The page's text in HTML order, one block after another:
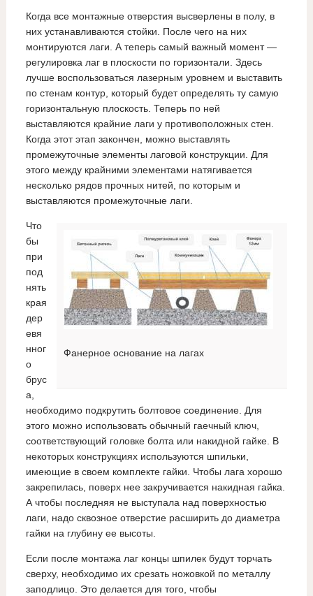
Когда все монтажные отверстия высверлены в полу, в
них устанавливаются стойки. После чего на них
монтируются лаги. А теперь самый важный момент —
регулировка лаг в плоскости по горизонтали. Здесь
лучше воспользоваться лазерным уровнем и выставить
по стенам контур, который будет определять ту самую
горизонтальную плоскость. Теперь по ней
выставляются крайние лаги у противоположных стен.
Когда этот этап закончен, можно выставлять
промежуточные элементы лаговой конструкции. Для
этого между крайними элементами натягивается
несколько рядов прочных нитей, по которым и
выставляются промежуточные лаги.
Фанерное основание на лагах
Что
бы
при
под
нять
края
дер
евя
нног
о
брус
а,
необходимо подкрутить болтовое соединение. Для
этого можно использовать обычный гаечный ключ,
соответствующий головке болта или накидной гайке. В
некоторых конструкциях используются шпильки,
имеющие в своем комплекте гайки. Чтобы лага хорошо
закрепилась, поверх нее закручивается накидная гайка.
А чтобы последняя не выступала над поверхностью
лаги, надо сквозное отверстие расширить до диаметра
гайки на глубину ее высоты.
Если после монтажа лаг концы шпилек будут торчать
сверху, необходимо их срезать ножовкой по металлу
заподлицо. Это делается для того, чтобы